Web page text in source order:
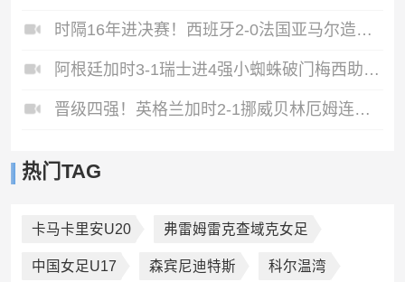
时隔16年进决赛！西班牙2-0法国亚马尔造点奥亚萨瓦尔、波罗破门
阿根廷加时3-1瑞士进4强小蜘蛛破门梅西助攻麦卡恩博洛假摔染红
晋级四强！英格兰加时2-1挪威贝林厄姆连场双响谢尔德鲁普破门
热门TAG
卡马卡里安U20 弗雷姆雷克查域克女足
中国女足U17 森宾尼迪特斯 科尔温湾